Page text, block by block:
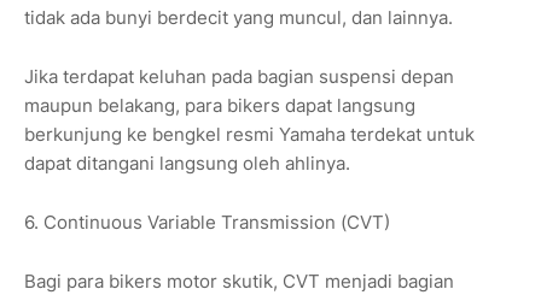
tidak ada bunyi berdecit yang muncul, dan lainnya.
Jika terdapat keluhan pada bagian suspensi depan
maupun belakang, para bikers dapat langsung
berkunjung ke bengkel resmi Yamaha terdekat untuk
dapat ditangani langsung oleh ahlinya.
6. Continuous Variable Transmission (CVT)
Bagi para bikers motor skutik, CVT menjadi bagian